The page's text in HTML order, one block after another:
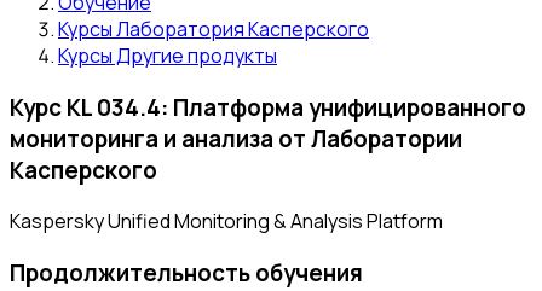
Курсы Лаборатория Касперского
Курсы Другие продукты
Курс KL 034.4: Платформа унифицированного
мониторинга и анализа от Лаборатории
Касперского
Kaspersky Unified Monitoring & Analysis Platform
Продолжительность обучения